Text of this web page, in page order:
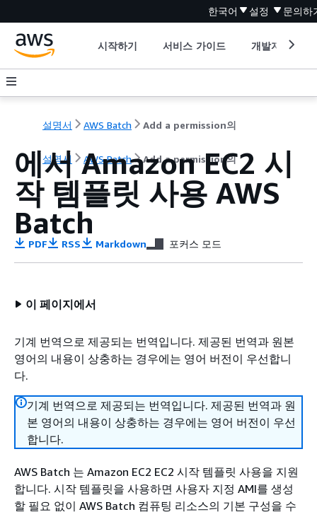
한국어 설정 문의하
시작하기 서비스 가이드 개발자 도구
설명서 AWS Batch Add a permission의
설명서 AWS Batch Add a permission의
에서 Amazon EC2 시
작 템플릿 사용 AWS
Batch
PDF RSS Markdown 포커스 모드
이 페이지에서
기계 번역으로 제공되는 번역입니다. 제공된 번역과 원본
영어의 내용이 상충하는 경우에는 영어 버전이 우선합니
다.
기계 번역으로 제공되는 번역입니다. 제공된 번역과 원
본 영어의 내용이 상충하는 경우에는 영어 버전이 우선
합니다.
AWS Batch 는 Amazon EC2 EC2 시작 템플릿 사용을 지원
합니다. 시작 템플릿을 사용하면 사용자 지정 AMI를 생성
할 필요 없이 AWS Batch 컴퓨팅 리소스의 기본 구성을 수